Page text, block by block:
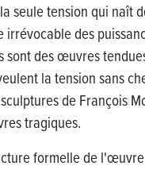
seule tension qui naît
irrévocable des
sont des œuvres
la tension sans
de François
tragiques.
formelle de